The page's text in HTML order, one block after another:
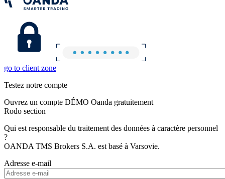
go to client zone
Testez notre compte
Ouvrez un compte DÉMO Oanda gratuitement
Rodo section
Qui est responsable du traitement des données à caractère personnel
?
OANDA TMS Brokers S.A. est basé à Varsovie.
Adresse e-mail